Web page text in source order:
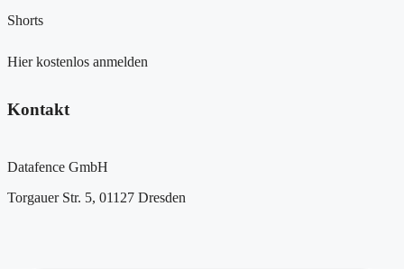
Shorts
Hier kostenlos anmelden
Kontakt
Datafence GmbH
Torgauer Str. 5, 01127 Dresden